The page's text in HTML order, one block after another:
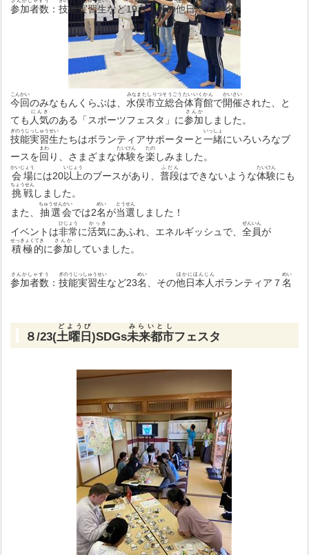
参加者数 ：技能実習生など19名、その他日本人44名
今回
こんかい
のみなもんくらぶは、水俣市立総合体育館
みなまたしりつそうごうたいいくかん
で開催
かいさい
された、と
ても 人気
にんき
のある「スポーツフェスタ」に参加
さんか
しました。
技能実習生
ぎのうじっしゅうせい
たちはボランティアサポーターと一緒
いっしょ
にいろいろなブ
ースを回
まわ
り、さまざまな体験
たいけん
を楽
たの
しみました。
会場
かいじょう
には20以上
いじょう
のブースがあり、普段
ふだん
はできないような体験
たいけん
にも
挑戦
ちょうせん
しました。
また、 抽選会
ちゅうせんかい
では2名
めい
が当選
とうせん
しました！
イベントは非常
ひじょう
に活気
かっき
にあふれ、エネルギッシュで、全員
ぜんいん
が
積極的
せっきょくてき
に参加
さんか
していました。
参加者数
さんかしゃすう
：技能実習生
ぎのうじっしゅうせい
など23名
めい
、その他日本人
ほかにほんじん
ボランティア７名
めい
８/23(土曜日
どようび
)SDGs未来都市
みらいとし
フェスタ